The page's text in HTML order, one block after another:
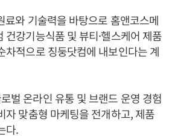
료와 기술력을 바탕으로 홈앤코스메
건강기능식품 및 뷰티·헬스케어 제품
차적으로 징둥닷컴에 내보인다는 계
벌 온라인 유통 및 브랜드 운영 경험
자 맞춤형 마케팅을 전개하고, 제품
다.